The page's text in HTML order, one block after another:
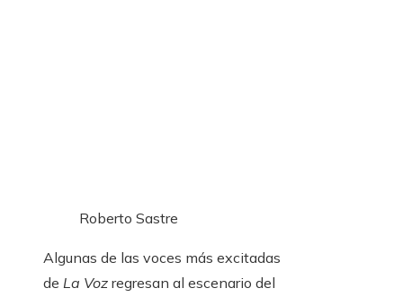
Roberto Sastre
Algunas de las voces más excitadas
de La Voz regresan al escenario del